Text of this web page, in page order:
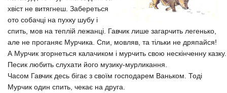
хвіст не витягнеш. Забереться
ото собачці на пухку шубу і
спить, мов на теплій лежанці. Гавчик лише загарчить легенько,
але не проганяє Мурчика. Спи, мовляв, та тільки не дряпайся!
А Мурчик згорнеться калачиком і мурчить свою нескінченну казку.
Песик любить слухати його музику-мурликання.
Часом Гавчик десь бігає з своїм господарем Ваньком. Тоді
Мурчик один спить, чекає на друга.